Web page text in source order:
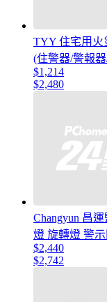
TYY 住宅用火
(住警器/警報
$1,214
$2,480
Changyun 昌
燈 旋轉燈 警
$2,440
$2,742